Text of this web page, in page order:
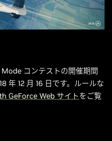
コンテストの開催期間
年 12 月 16 日です。ルールな
GeForce Web サイトをご覧